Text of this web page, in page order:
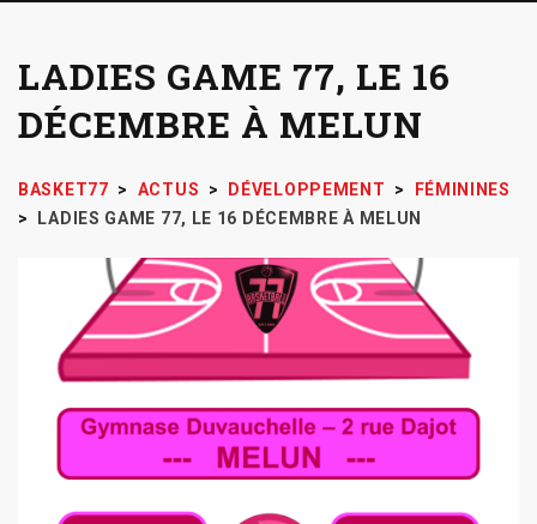
LADIES GAME 77, LE 16
DÉCEMBRE À MELUN
BASKET77 > ACTUS > DÉVELOPPEMENT >
FÉMININES
>
LADIES GAME 77, LE 16 DÉCEMBRE À MELUN